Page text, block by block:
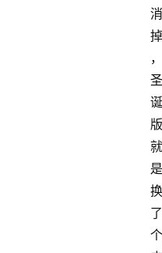
消
掉
，
圣
诞
版
就
是
换
了
个